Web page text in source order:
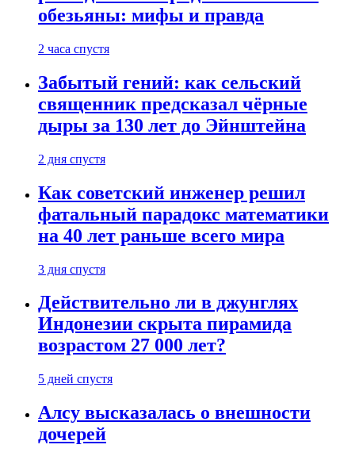
обезьяны: мифы и правда
2 часа спустя
Забытый гений: как сельский
священник предсказал чёрные
дыры за 130 лет до Эйнштейна
2 дня спустя
Как советский инженер решил
фатальный парадокс математики
на 40 лет раньше всего мира
3 дня спустя
Действительно ли в джунглях
Индонезии скрыта пирамида
возрастом 27 000 лет?
5 дней спустя
Алсу высказалась о внешности
дочерей